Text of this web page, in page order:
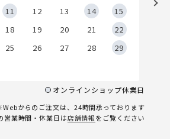
11 12 13 14
15
18 19 20 21
22
25 26 27 28
29
オンラインショップ休業日
からのご注文は、24時間承っております
業時間・休業日は店舗情報をご覧ください